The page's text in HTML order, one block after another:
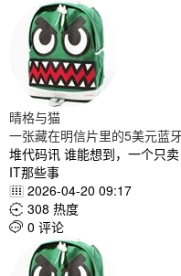
晴格与猫
一张藏在明信片里的5美元蓝
堆代码讯 谁能想到，一个只
IT那些事
 2026-04-20 09:17
 308 热度
 0 评论